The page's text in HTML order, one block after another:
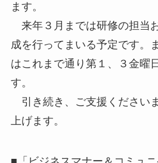
ます。
来年３月までは研修の担当
成を行ってまいる予定です。
はこれまで通り第１、３金曜
す。
引き続き、ご支援ください
上げます。